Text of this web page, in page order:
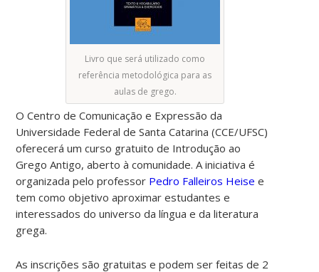
Livro que será utilizado como
referência metodológica para as
aulas de grego.
O Centro de Comunicação e Expressão da
Universidade Federal de Santa Catarina (CCE/UFSC)
oferecerá um curso gratuito de Introdução ao
Grego Antigo, aberto à comunidade. A iniciativa é
organizada pelo professor Pedro Falleiros Heise e
tem como objetivo aproximar estudantes e
interessados do universo da língua e da literatura
grega.
As inscrições são gratuitas e podem ser feitas de 2